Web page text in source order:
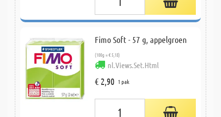
Fimo Soft - 57 g, appelgroen
(100g = € 5,18)
nl.Views.Set.Html
€ 2,90 1 pak